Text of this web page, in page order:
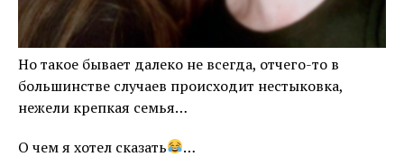
Но такое бывает далеко не всегда, отчего-то в
большинстве случаев происходит нестыковка,
нежели крепкая семья…
О чем я хотел сказать
…